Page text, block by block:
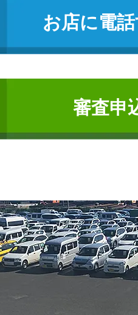
お店に電
審査申